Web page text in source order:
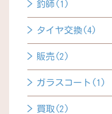
釣師(1)
タイヤ交換(4)
販売(2)
ガラスコート(1)
買取(2)